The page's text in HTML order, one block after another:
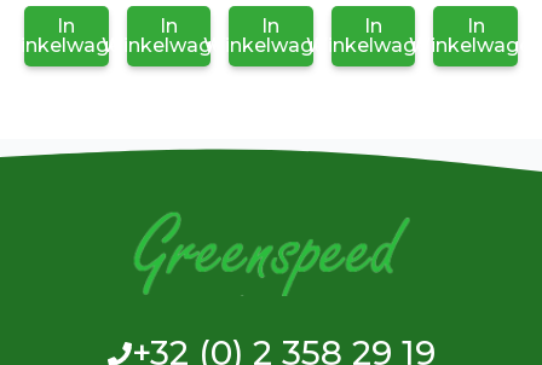
In
Winkelwagen
In
Winkelwagen
In
Winkelwagen
In
Winkelwagen
In
Winkelwagen
+32 (0) 2 358 29 19